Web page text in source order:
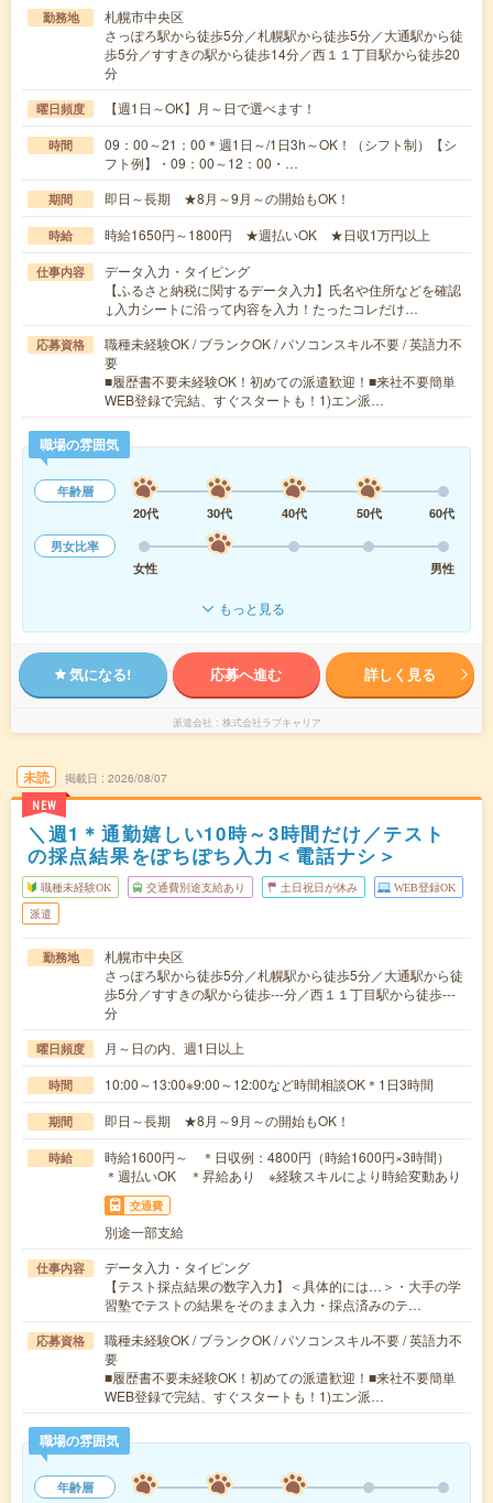
勤務地
札幌市中央区
さっぽろ駅から徒歩5分／札幌駅から徒歩5分／大通駅から徒
歩5分／すすきの駅から徒歩14分／西１１丁目駅から徒歩20
分
曜日頻度 【週1日～OK】月～日で選べます！
時間
09：00～21：00＊週1日～/1日3h～OK！（シフト制）【シ
フト例】・09：00～12：00・…
期間 即日～長期 ★8月～9月～の開始もOK！
時給 時給1650円～1800円 ★週払いOK ★日収1万円以上
仕事内容
データ入力・タイピング
【ふるさと納税に関するデータ入力】氏名や住所などを確認
↓入力シートに沿って内容を入力！たったコレだけ…
応募資格
職種未経験OK / ブランクOK / パソコンスキル不要 / 英語力不
要
■履歴書不要未経験OK！初めての派遣歓迎！■来社不要簡単
WEB登録で完結、すぐスタートも！1)エン派…
職場の雰囲気
年齢層
20代
30代 40代 50代
60代
男女比率
女性
男性
もっと見る
気になる! 応募へ進む 詳しく見る
派遣会社 株式会社ラブキャリア
未読
NEW
掲載日 2026/08/07
＼週1＊通勤嬉しい10時～3時間だけ／テスト
の採点結果をぽちぽち入力＜電話ナシ＞
職種未経験OK 交通費別途支給あり 土日祝日が休み WEB登録OK
派遣
勤務地
札幌市中央区
さっぽろ駅から徒歩5分／札幌駅から徒歩5分／大通駅から徒
歩5分／すすきの駅から徒歩---分／西１１丁目駅から徒歩---
分
曜日頻度 月～日の内、週1日以上
時間 10:00～13:00※9:00～12:00など時間相談OK＊1日3時間
期間 即日～長期 ★8月～9月～の開始もOK！
時給
時給1600円～ ＊日収例：4800円（時給1600円×3時間）
＊週払いOK ＊昇給あり ※経験スキルにより時給変動あり
交通費
別途一部支給
仕事内容
データ入力・タイピング
【テスト採点結果の数字入力】＜具体的には…＞・大手の学
習塾でテストの結果をそのまま入力・採点済みのテ…
応募資格
職種未経験OK / ブランクOK / パソコンスキル不要 / 英語力不
要
■履歴書不要未経験OK！初めての派遣歓迎！■来社不要簡単
WEB登録で完結、すぐスタートも！1)エン派…
職場の雰囲気
年齢層